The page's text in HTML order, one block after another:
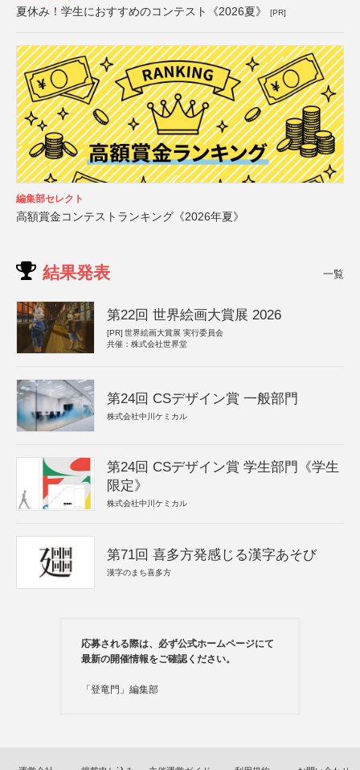
夏休み！学生におすすめのコンテスト《2026夏》 [PR]
編集部セレクト
高額賞金コンテストランキング《2026年夏》
結果発表 一覧
第22回 世界絵画大賞展 2026
[PR] 世界絵画大賞展 実行委員会
共催：株式会社世界堂
第24回 CSデザイン賞 一般部門
株式会社中川ケミカル
第24回 CSデザイン賞 学生部門《学生
限定》
株式会社中川ケミカル
第71回 喜多方発感じる漢字あそび
漢字のまち喜多方
応募される際は、必ず公式ホームページにて
最新の開催情報をご確認ください。
「登竜門」編集部